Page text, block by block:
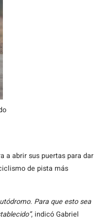
a abrir sus puertas para dar
de pista más
Para que esto sea
, indicó Gabriel